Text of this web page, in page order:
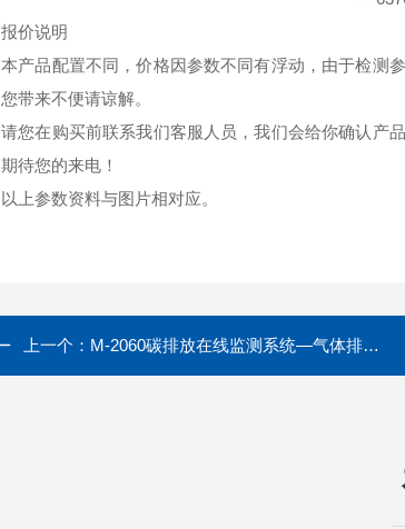
报价说明
本产品配置不同，价格因参数不同有浮动，由于检测
您带来不便请谅解。
请您在购买前联系我们客服人员，我们会给你确认产
期待您的来电！
以上参数资料与图片相对应。
上一个： M-2060碳排放在线监测系统—气体排放源监测设备 二氧化碳检测仪